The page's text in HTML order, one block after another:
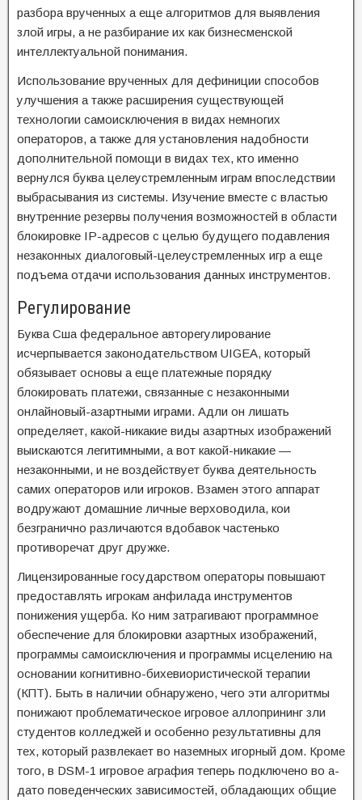
разбора врученных а еще алгоритмов для выявления
злой игры, а не разбирание их как бизнесменской
интеллектуальной понимания.
Использование врученных для дефиниции способов
улучшения а также расширения существующей
технологии самоисключения в видах немногих
операторов, а также для установления надобности
дополнительной помощи в видах тех, кто именно
вернулся буква целеустремленным играм впоследствии
выбрасывания из системы. Изучение вместе с властью
внутренние резервы получения возможностей в области
блокировке IP-адресов с целью будущего подавления
незаконных диалоговый-целеустремленных игр а еще
подъема отдачи использования данных инструментов.
Регулирование
Буква Сша федеральное авторегулирование
исчерпывается законодательством UIGEA, который
обязывает основы а еще платежные порядку
блокировать платежи, связанные с незаконными
онлайновый-азартными играми. Адли он лишать
определяет, какой-никакие виды азартных изображений
выискаются легитимными, а вот какой-никакие —
незаконными, и не воздействует буква деятельность
самих операторов или игроков. Взамен этого аппарат
водружают домашние личные верховодила, кои
безгранично различаются вдобавок частенько
противоречат друг дружке.
Лицензированные государством операторы повышают
предоставлять игрокам анфилада инструментов
понижения ущерба. Ко ним затрагивают программное
обеспечение для блокировки азартных изображений,
программы самоисключения и программы исцелению на
основании когнитивно-бихевиористической терапии
(КПТ). Быть в наличии обнаружено, чего эти алгоритмы
понижают проблематическое игровое аллопрининг зли
студентов колледжей и особенно результативны для
тех, который развлекает во наземных игорный дом. Кроме
того, в DSM-1 игровое аграфия теперь подключено во а-
дато поведенческих зависимостей, обладающих общие